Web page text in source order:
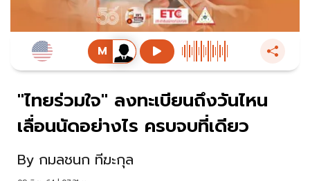
"ไทยร่วมใจ" ลงทะเบียนถึงวันไหน
เลื่อนนัดอย่างไร ครบจบที่เดียว
By กมลชนก ทีฆะกุล